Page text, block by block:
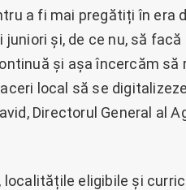
a fi mai pregătiți în era
și, de ce nu, să
și așa încercăm
local să se
Directorul General al
eligibile și